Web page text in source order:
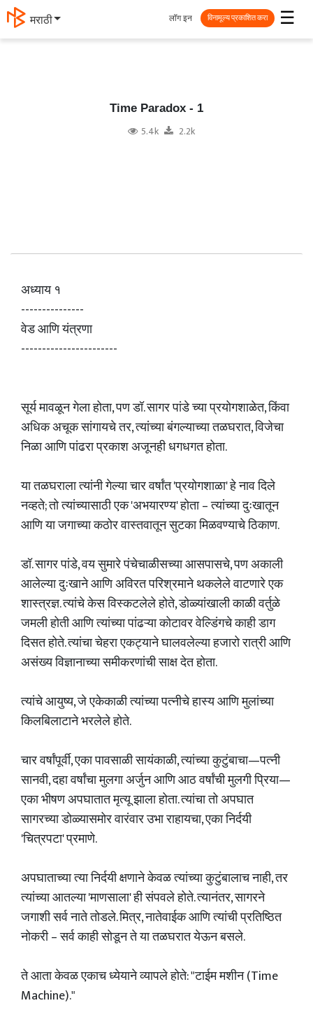
मराठी ☰
लॉग इन विनामूल्य प्रकाशित करा
Time Paradox - 1
5.4k 2.2k
अध्याय १
---------------
वेड आणि यंत्रणा
-----------------------
सूर्य मावळून गेला होता, पण डॉ. सागर पांडे च्या प्रयोगशाळेत, किंवा
अधिक अचूक सांगायचे तर, त्यांच्या बंगल्याच्या तळघरात, विजेचा
निळा आणि पांढरा प्रकाश अजूनही धगधगत होता.
या तळघराला त्यांनी गेल्या चार वर्षांत 'प्रयोगशाळा' हे नाव दिले
नव्हते; तो त्यांच्यासाठी एक 'अभयारण्य' होता – त्यांच्या दुःखातून
आणि या जगाच्या कठोर वास्तवातून सुटका मिळवण्याचे ठिकाण.
डॉ. सागर पांडे, वय सुमारे पंचेचाळीसच्या आसपासचे, पण अकाली
आलेल्या दुःखाने आणि अविरत परिश्रमाने थकलेले वाटणारे एक
शास्त्रज्ञ. त्यांचे केस विस्कटलेले होते, डोळ्यांखाली काळी वर्तुळे
जमली होती आणि त्यांच्या पांढऱ्या कोटावर वेल्डिंगचे काही डाग
दिसत होते. त्यांचा चेहरा एकट्याने घालवलेल्या हजारो रात्री आणि
असंख्य विज्ञानाच्या समीकरणांची साक्ष देत होता.
त्यांचे आयुष्य, जे एकेकाळी त्यांच्या पत्नीचे हास्य आणि मुलांच्या
किलबिलाटाने भरलेले होते.
चार वर्षांपूर्वी, एका पावसाळी सायंकाळी, त्यांच्या कुटुंबाचा—पत्नी
सानवी, दहा वर्षांचा मुलगा अर्जुन आणि आठ वर्षांची मुलगी प्रिया—
एका भीषण अपघातात मृत्यू झाला होता. त्यांचा तो अपघात
सागरच्या डोळ्यासमोर वारंवार उभा राहायचा, एका निर्दयी
'चित्रपटा' प्रमाणे.
अपघाताच्या त्या निर्दयी क्षणाने केवळ त्यांच्या कुटुंबालाच नाही, तर
त्यांच्या आतल्या 'माणसाला' ही संपवले होते. त्यानंतर, सागरने
जगाशी सर्व नाते तोडले. मित्र, नातेवाईक आणि त्यांची प्रतिष्ठित
नोकरी – सर्व काही सोडून ते या तळघरात येऊन बसले.
ते आता केवळ एकाच ध्येयाने व्यापले होते: "टाईम मशीन (Time
Machine)."